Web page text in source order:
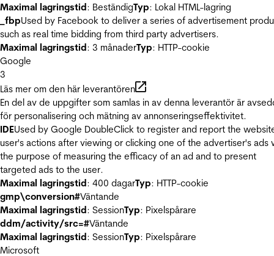
Maximal lagringstid: BeständigTyp: Lokal HTML-lagring
_fbpUsed by Facebook to deliver a series of advertisement
such as real time bidding from third party advertisers.
Maximal lagringstid: 3 månaderTyp: HTTP-cookie
Google
3
Läs mer om den här leverantören
En del av de uppgifter som samlas in av denna leverantör är
för personalisering och mätning av annonseringseffektivitet.
IDEUsed by Google DoubleClick to register and report the
user's actions after viewing or clicking one of the advertiser's ads
the purpose of measuring the efficacy of an ad and to present
targeted ads to the user.
Maximal lagringstid: 400 dagarTyp: HTTP-cookie
gmp\conversion#Väntande
Maximal lagringstid: SessionTyp: Pixelspårare
ddm/activity/src=#Väntande
Maximal lagringstid: SessionTyp: Pixelspårare
Microsoft